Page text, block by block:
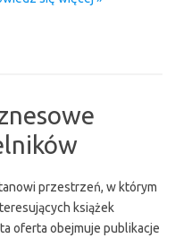
przestrzeń, w którym
książek
oferta obejmuje publikacje